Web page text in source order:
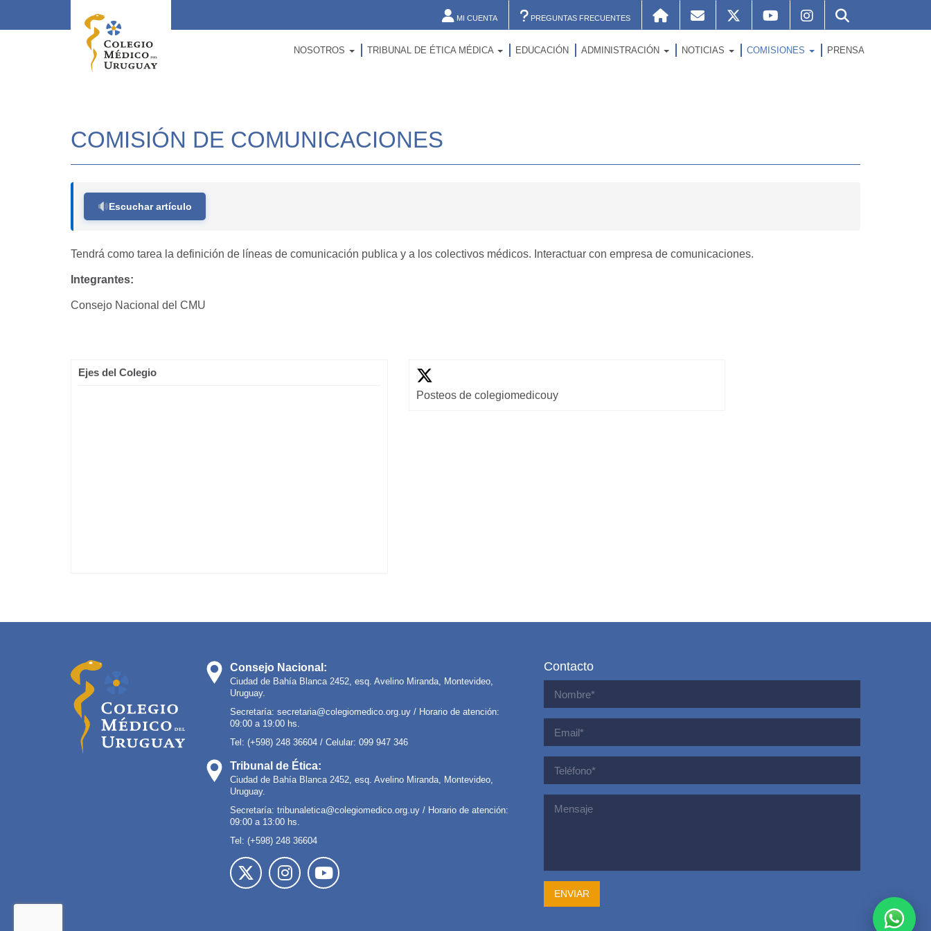
MI CUENTA PREGUNTAS FRECUENTES
NOSOTROS TRIBUNAL DE ÉTICA MÉDICA EDUCACIÓN ADMINISTRACIÓN NOTICIAS COMISIONES PRENSA
COMISIÓN DE COMUNICACIONES
Escuchar artículo
Tendrá como tarea la definición de líneas de comunicación publica y a los colectivos médicos. Interactuar con empresa de comunicaciones.
Integrantes:
Consejo Nacional del CMU
Ejes del Colegio
Posteos de colegiomedicouy
Consejo Nacional:
Ciudad de Bahía Blanca 2452, esq. Avelino Miranda, Montevideo,
Uruguay.
Secretaría: secretaria@colegiomedico.org.uy / Horario de atención:
09:00 a 19:00 hs.
Tel: (+598) 248 36604 / Celular: 099 947 346
Tribunal de Ética:
Ciudad de Bahía Blanca 2452, esq. Avelino Miranda, Montevideo,
Uruguay.
Secretaría: tribunaletica@colegiomedico.org.uy / Horario de atención:
09:00 a 13:00 hs.
Tel: (+598) 248 36604
Contacto